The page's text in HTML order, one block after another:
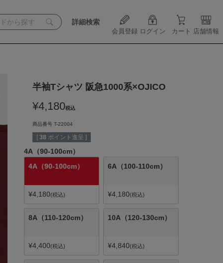
詳細検索
会員登録 ログイン カート 店舗情報
半袖Tシャツ 阪急1000系×OJICO
¥4,180税込
商品番号 T-22004
[ 38 ポイント進呈 ]
4A（90-100cm）
4A（90-100cm）
¥4,180 税込
6A（100-110cm）
¥4,180 税込
8A（110-120cm）
¥4,400 税込
10A（120-130cm）
¥4,840 税込